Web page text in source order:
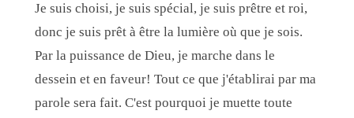
Je suis choisi, je suis spécial, je suis prêtre et roi,
donc je suis prêt à être la lumière où que je sois.
Par la puissance de Dieu, je marche dans le
dessein et en faveur! Tout ce que j'établirai par ma
parole sera fait. C'est pourquoi je muette toute